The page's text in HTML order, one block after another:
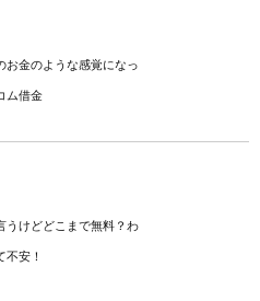
お金のような感覚になっ
ム借金
うけどどこまで無料？わ
不安！